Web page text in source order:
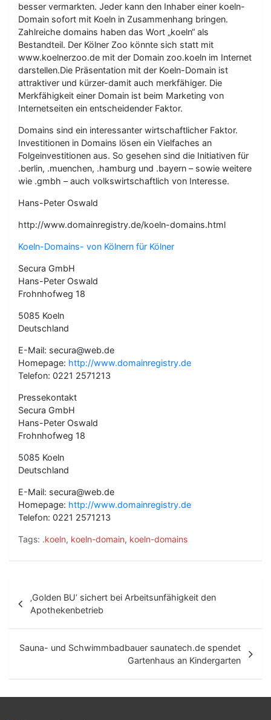
besser vermarkten. Jeder kann den Inhaber einer koeln-
Domain sofort mit Koeln in Zusammenhang bringen.
Zahlreiche domains haben das Wort „koeln“ als
Bestandteil. Der Kölner Zoo könnte sich statt mit
www.koelnerzoo.de mit der Domain zoo.koeln im Internet
darstellen.Die Präsentation mit der Koeln-Domain ist
attraktiver und kürzer-damit auch merkfähiger. Die
Merkfähigkeit einer Domain ist beim Marketing von
Internetseiten ein entscheidender Faktor.
Domains sind ein interessanter wirtschaftlicher Faktor.
Investitionen in Domains lösen ein Vielfaches an
Folgeinvestitionen aus. So gesehen sind die Initiativen für
.berlin, .muenchen, .hamburg und .bayern – sowie weitere
wie .gmbh – auch volkswirtschaftlich von Interesse.
Hans-Peter Oswald
http://www.domainregistry.de/koeln-domains.html
Koeln-Domains- von Kölnern für Kölner
Secura GmbH
Hans-Peter Oswald
Frohnhofweg 18
5085 Koeln
Deutschland
E-Mail: secura@web.de
Homepage: http://www.domainregistry.de
Telefon: 0221 2571213
Pressekontakt
Secura GmbH
Hans-Peter Oswald
Frohnhofweg 18
5085 Koeln
Deutschland
E-Mail: secura@web.de
Homepage: http://www.domainregistry.de
Telefon: 0221 2571213
Tags: .koeln, koeln-domain, koeln-domains
e
i
a
‚Golden BU‘ sichert bei Arbeitsunfähigkeit den
Apothekenbetrieb
Sauna- und Schwimmbadbauer saunatech.de spendet
Gartenhaus an Kindergarten